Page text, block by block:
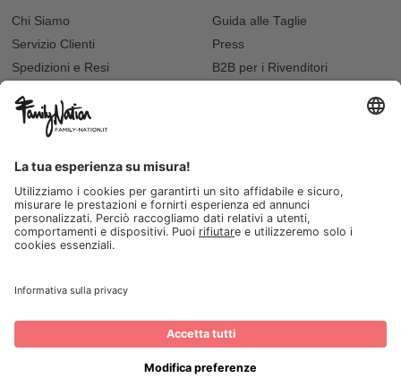
Chi Siamo
Servizio Clienti
Spedizioni e Resi
Recupero password?
Lista regalo e nascita
Guida alle Taglie
Press
B2B per i Rivenditori
© 2026, Family Nation Società Benefit S.r.L. Firenze, Italia